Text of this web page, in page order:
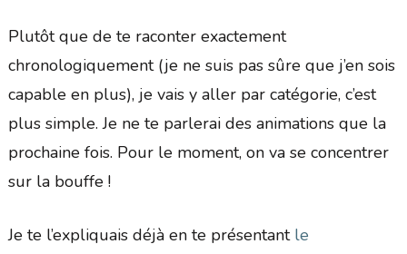
Plutôt que de te raconter exactement
chronologiquement (je ne suis pas sûre que j’en sois
capable en plus), je vais y aller par catégorie, c’est
plus simple. Je ne te parlerai des animations que la
prochaine fois. Pour le moment, on va se concentrer
sur la bouffe !
Je te l’expliquais déjà en te présentant le